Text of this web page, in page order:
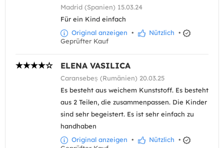
Madrid (Spanien) 15.03.24
Für ein Kind einfach
Original anzeigen • Nützlich •
Geprüfter Kauf
ELENA VASILICA
Caransebeș (Rumänien) 20.03.25
Es besteht aus weichem Kunststoff. Es besteht
aus 2 Teilen, die zusammenpassen. Die Kinder
sind sehr begeistert. Es ist sehr einfach zu
handhaben
Original anzeigen • Nützlich •